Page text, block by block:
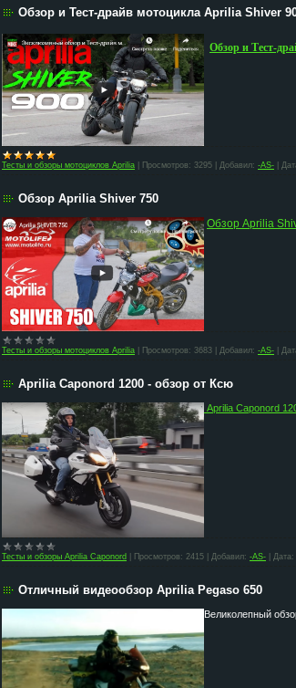
Обзор и Тест-драйв мотоцикла Aprilia Shiver
Обзор и Тест-
Тесты и обзоры мотоциклов Aprilia Просмотров: 3295 Добавил: -AS-
Обзор Aprilia Shiver 750
Обзор Aprilia
Тесты и обзоры мотоциклов Aprilia Просмотров: 3683 Добавил: -AS-
Aprilia Caponord 1200 - обзор от Ксю
Aprilia Caponord
Тесты и обзоры Aprilia Caponord Просмотров: 2415 Добавил: -AS- Дата:
Отличный видеообзор Aprilia Pegaso 650
Великолепный